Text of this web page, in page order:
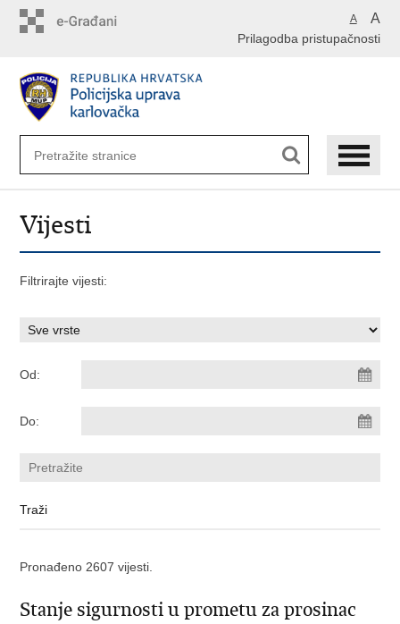
A A
Prilagodba pristupačnosti
Vijesti
Filtrirajte vijesti:
Od:
Do:
Pronađeno 2607 vijesti.
Stanje sigurnosti u prometu za prosinac